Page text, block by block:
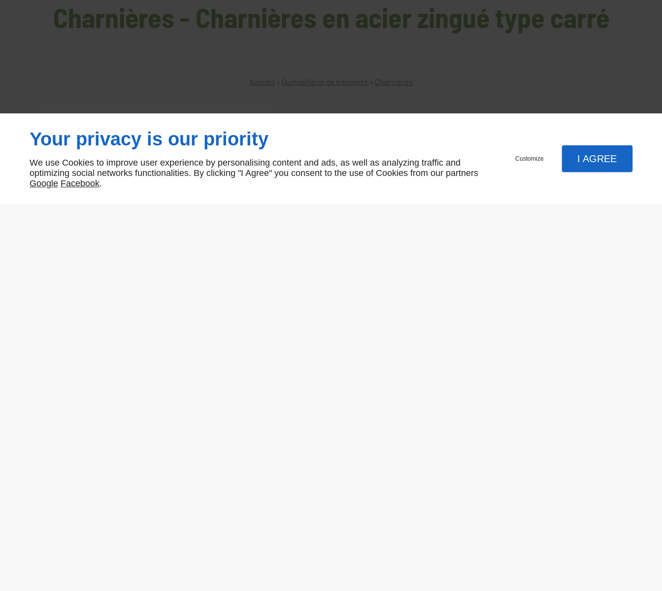
Charnières - Charnières en acier zingué type carré
Accueil > Quincaillerie de bâtiment > Charnières
Your privacy is our priority
We use Cookies to improve user experience by personalising content and ads, as well as analyzing traffic and
optimizing social networks functionalities. By clicking "I Agree" you consent to the use of Cookies from our partners
Google Facebook.
Customize I AGREE